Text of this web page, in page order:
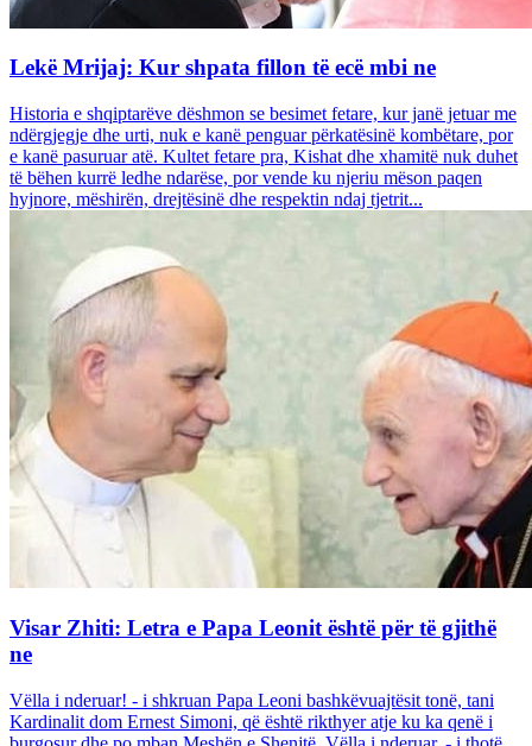
Lekë Mrijaj: Kur shpata fillon të ecë mbi ne
Historia e shqiptarëve dëshmon se besimet fetare, kur janë jetuar me
ndërgjegje dhe urti, nuk e kanë penguar përkatësinë kombëtare, por
e kanë pasuruar atë. Kultet fetare pra, Kishat dhe xhamitë nuk duhet
të bëhen kurrë ledhe ndarëse, por vende ku njeriu mëson paqen
hyjnore, mëshirën, drejtësinë dhe respektin ndaj tjetrit...
Visar Zhiti: Letra e Papa Leonit është për të gjithë
ne
Vëlla i nderuar! - i shkruan Papa Leoni bashkëvuajtësit tonë, tani
Kardinalit dom Ernest Simoni, që është rikthyer atje ku ka qenë i